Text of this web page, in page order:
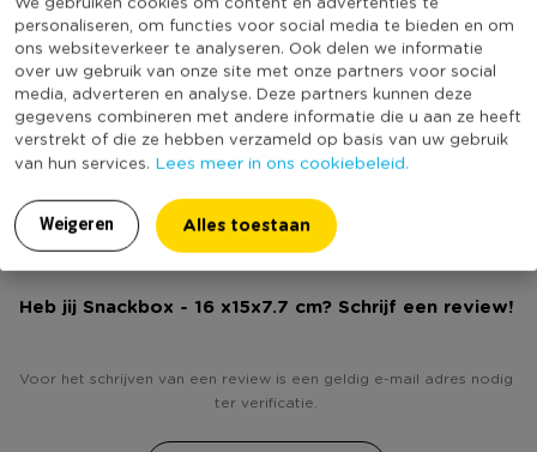
personaliseren, om functies voor social media te bieden en om
ons websiteverkeer te analyseren. Ook delen we informatie
over uw gebruik van onze site met onze partners voor social
media, adverteren en analyse. Deze partners kunnen deze
gegevens combineren met andere informatie die u aan ze heeft
verstrekt of die ze hebben verzameld op basis van uw gebruik
van hun services. Lees meer in ons cookiebeleid.
Weigeren Alles toestaan
* Met clip deksel
* Mooi design, leuke kleur
* Afmeting: 16 x 15 x 7,7 cm (lxbxh)
Materiaal
Kunststof
Diameter (cm)
1
Kleur
Geel
Merk
Rotho
Duurzaamheidsscore
(Nog) geen score
Heb jij Snackbox - 16 x15x7.7 cm? Schrijf een review!
Voor het schrijven van een review is een geldig e-mail adres nodig
ter verificatie.